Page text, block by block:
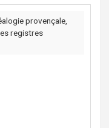
provençale,
registres